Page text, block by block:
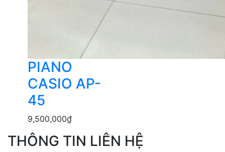
PIANO
CASIO AP-
45
9,500,000₫
THÔNG TIN LIÊN HỆ